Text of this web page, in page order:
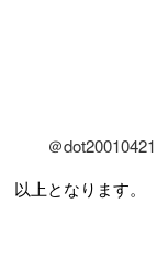
＠dot20010421
以上となります。